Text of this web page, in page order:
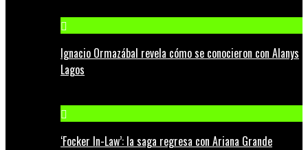
Ignacio Ormazábal revela cómo se conocieron con Alanys
Lagos
‘Focker In-Law’: la saga regresa con Ariana Grande